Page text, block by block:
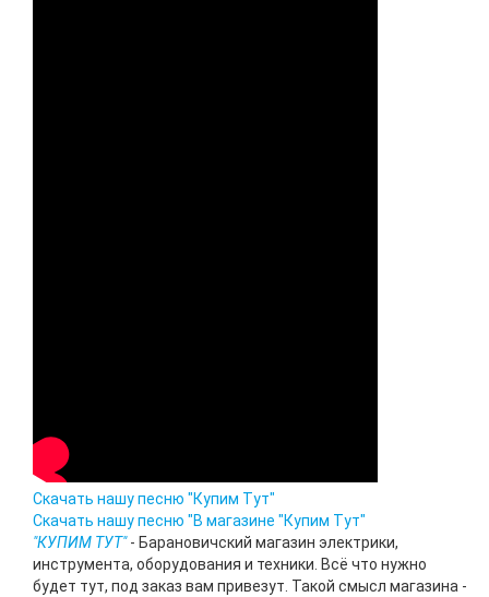
Скачать нашу песню "Купим Тут"
Скачать нашу песню "В магазине "Купим Тут"
"КУПИМ ТУТ"- Барановичский магазин электрики,
инструмента, оборудования и техники. Всё что нужно
будет тут, под заказ вам привезут. Такой смысл магазина -